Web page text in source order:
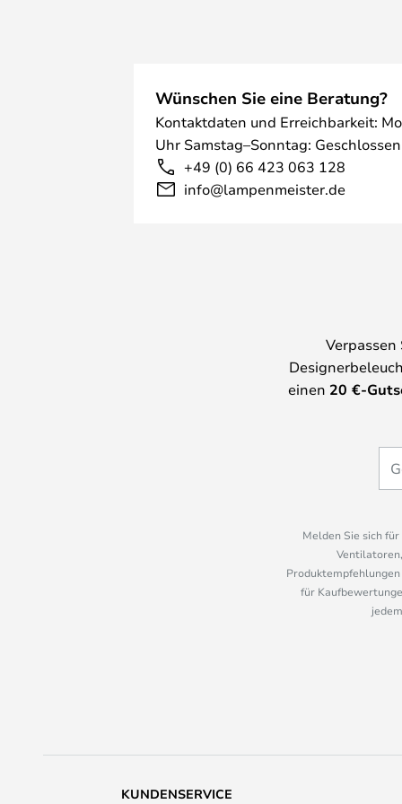
Wünschen Sie eine Beratung?
Kontaktdaten und Erreichbarkeit:
Uhr Samstag–Sonntag: Geschlossen
+49 (0) 66 423 063 128
info@lampenmeister.de
Verpassen
einen 20 €-
Melden Sie sich
für
KUNDENSERVICE